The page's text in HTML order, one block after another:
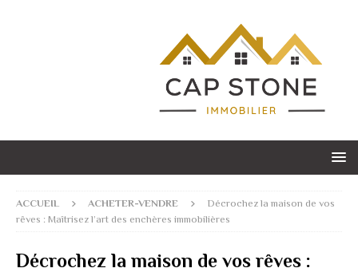
ACCUEIL ACHETER-VENDRE
Décrochez la maison de vos
rêves : Maîtrisez l’art des enchères immobilières
Décrochez la maison de vos rêves :